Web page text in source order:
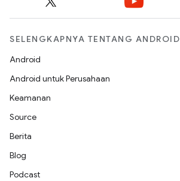
SELENGKAPNYA TENTANG ANDROID
Android
Android untuk Perusahaan
Keamanan
Source
Berita
Blog
Podcast